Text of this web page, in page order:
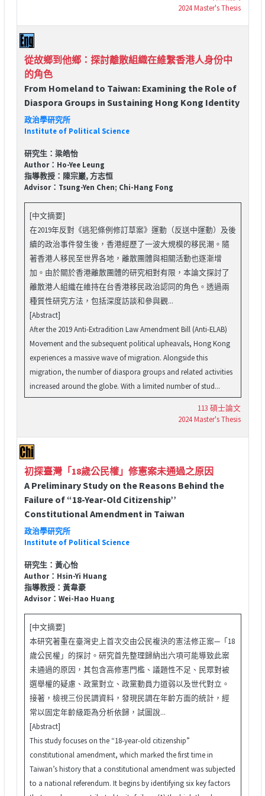
2024 Master's Thesis
從故鄉到他鄉：探討離散組織在維繫香港人身份中
的角色
From Homeland to Taiwan: Examining the Role of
Diaspora Groups in Sustaining Hong Kong Identity
政治學研究所
Institute of Political Science
研究生：梁皓怡
Author：Ho-Yee Leung
指導教授：陳宗巖, 方志恒
Advisor：Tsung-Yen Chen; Chi-Hang Fong
[中文摘要]
在2019年反對《逃犯條例修訂草案》運動（反送中運動）及後
續的政治事件發生後，香港經歷了一波大規模的移民潮。隨
著香港人移民至世界各地，離散團體與相關活動也逐漸增
加。由於關於香港離散團體的研究相對有限，本論文探討了
離散港人組織在維持在台香港移民政治認同的角色。透過兩
種質性研究方法，包括深度訪談和參與觀...
[Abstract]
After the 2019 Anti-Extradition Law Amendment Bill (Anti-ELAB)
Movement and the subsequent political upheavals, Hong Kong
experiences a massive wave of migration. Alongside this
migration, the number of diaspora groups and related activities
increased around the globe. With a limited number of stud...
113 碩士論文
2024 Master's Thesis
初探臺灣「18歲公民權」修憲案未通過之原因
A Preliminary Study on the Reasons Behind the
Failure of “18-Year-Old Citizenship’’
Constitutional Amendment in Taiwan
政治學研究所
Institute of Political Science
研究生：黃心怡
Author：Hsin-Yi Huang
指導教授：黃韋豪
Advisor：Wei-Hao Huang
[中文摘要]
本研究著重在臺灣史上首次交由公民複決的憲法修正案—「18
歲公民權」的探討。研究首先整理歸納出六項可能導致此案
未通過的原因，其包含高修憲門檻、議題性不足、民眾對被
選舉權的疑慮、政黨對立、政黨動員力道弱以及世代對立。
接著，檢視三份民調資料，發現民調在年齡方面的統計，經
常以固定年齡級距為分析依歸，試圖說...
[Abstract]
This study focuses on the “18-year-old citizenship”
constitutional amendment, which marked the first time in
Taiwan’s history that a constitutional amendment was subjected
to a national referendum. It begins by identifying six key factors